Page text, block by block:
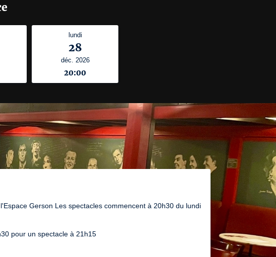
lundi
28
déc. 2026
20:00
Gerson Les spectacles commencent à 20h30 du lundi
pour un spectacle à 21h15